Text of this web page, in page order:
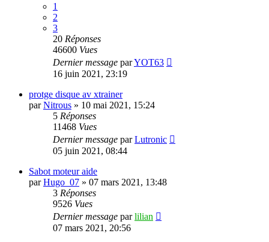
1
2
3
20 Réponses
46600 Vues
Dernier message parYOT63
16 juin 2021, 23:19
protge disque av xtrainer
parNitrous » 10 mai 2021, 15:24
5 Réponses
11468 Vues
Dernier message parLutronic
05 juin 2021, 08:44
Sabot moteur aide
parHugo_07 » 07 mars 2021, 13:48
3 Réponses
9526 Vues
Dernier message parlilian
07 mars 2021, 20:56